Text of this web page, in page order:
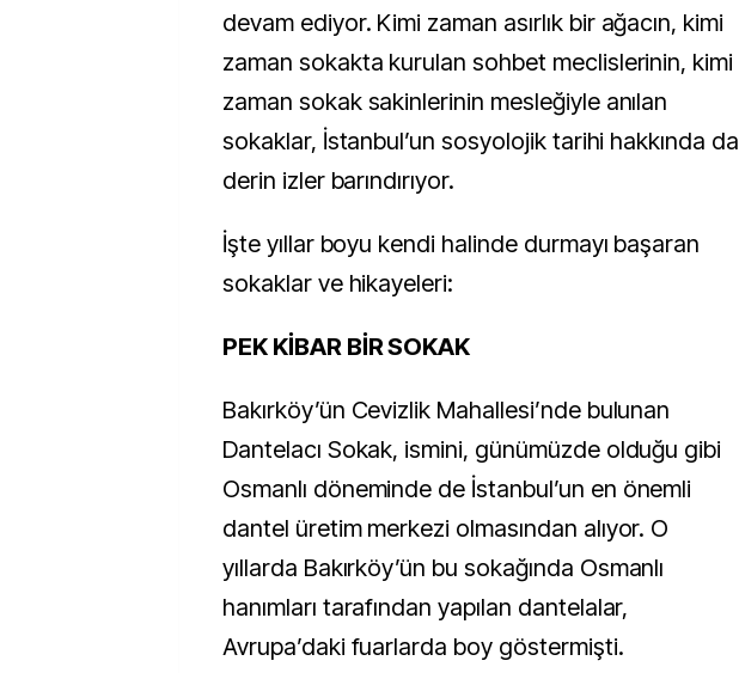
devam ediyor. Kimi zaman asırlık bir ağacın, kimi
zaman sokakta kurulan sohbet meclislerinin, kimi
zaman sokak sakinlerinin mesleğiyle anılan
sokaklar, İstanbul’un sosyolojik tarihi hakkında da
derin izler barındırıyor.
İşte yıllar boyu kendi halinde durmayı başaran
sokaklar ve hikayeleri:
PEK KİBAR BİR SOKAK
Bakırköy’ün Cevizlik Mahallesi’nde bulunan
Dantelacı Sokak, ismini, günümüzde olduğu gibi
Osmanlı döneminde de İstanbul’un en önemli
dantel üretim merkezi olmasından alıyor. O
yıllarda Bakırköy’ün bu sokağında Osmanlı
hanımları tarafından yapılan dantelalar,
Avrupa’daki fuarlarda boy göstermişti.